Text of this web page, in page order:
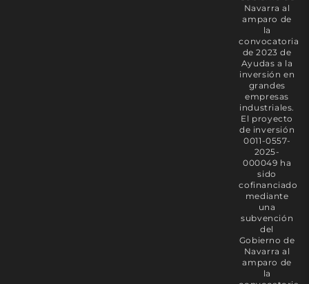
Navarra al
amparo de
la
convocatoria
de 2023 de
Ayudas a la
inversión en
grandes
empresas
industriales.
El proyecto
de inversión
0011-0557-
2025-
000049 ha
sido
cofinanciado
mediante
una
subvención
del
Gobierno de
Navarra al
amparo de
la